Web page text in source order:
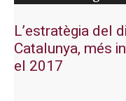
L’estratègia del
Catalunya, més
el 2017